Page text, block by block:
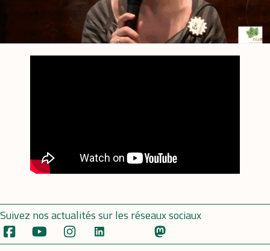
Suivez nos actualités sur les réseaux sociaux